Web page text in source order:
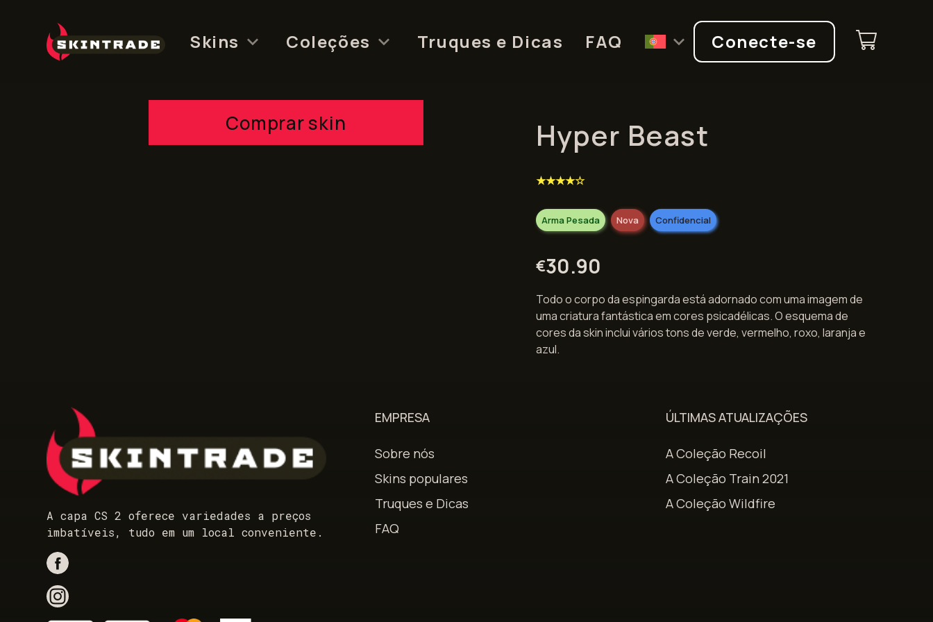
Skins Coleções Truques e Dicas FAQ Conecte-se
Comprar skin Hyper Beast
€30.90
Nova Confidencial
★★★★☆
Arma Pesada
Todo o corpo da espingarda está adornado com uma imagem de
uma criatura fantástica em cores psicadélicas. O esquema de
cores da skin inclui vários tons de verde, vermelho, roxo, laranja e
azul.
A capa CS 2 oferece variedades a preços
imbatíveis, tudo em um local conveniente.
EMPRESA
Sobre nós
Skins populares
Truques e Dicas
FAQ
ÚLTIMAS ATUALIZAÇÕES
A Coleção Recoil
A Coleção Train 2021
A Coleção Wildfire